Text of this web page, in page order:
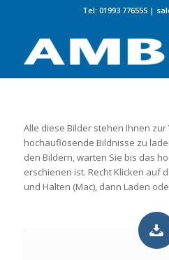
Tel: 01993 776555|
Alle diese Bilder stehen Ihnen zur
hochauflösende Bildnisse zu
den Bildern, warten Sie bis das
erschienen ist. Recht Klicken auf
und Halten (Mac), dann Laden